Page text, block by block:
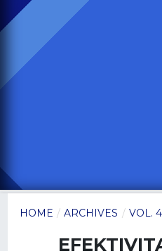
HOME / ARCHIVES / VOL.